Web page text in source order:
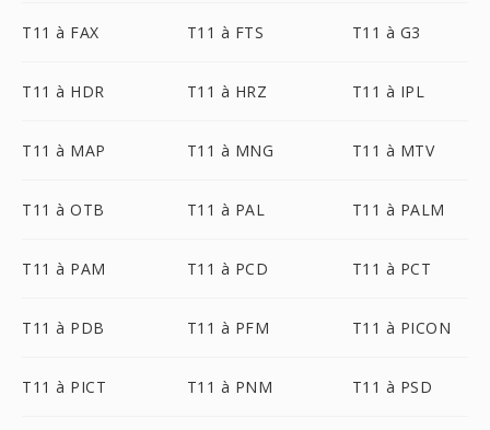
T11 à FAX T11 à FTS T11 à G3
T11 à HDR T11 à HRZ T11 à IPL
T11 à MAP T11 à MNG T11 à MTV
T11 à OTB T11 à PAL T11 à PALM
T11 à PAM T11 à PCD T11 à PCT
T11 à PDB T11 à PFM T11 à PICON
T11 à PICT T11 à PNM T11 à PSD